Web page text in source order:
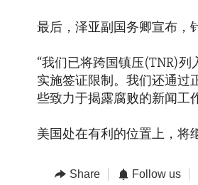
最后，泽亚副国务卿宣布，
“我们已将跨国镇压(TNR)
实施签证限制。我们还通过
些致力于揭露腐败的新闻工
美国处在有利的位置上，将
Share Follow us